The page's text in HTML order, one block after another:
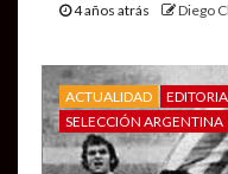
4 años atrás Diego
ACTUALIDAD
SELECCIÓN ARGENTINA